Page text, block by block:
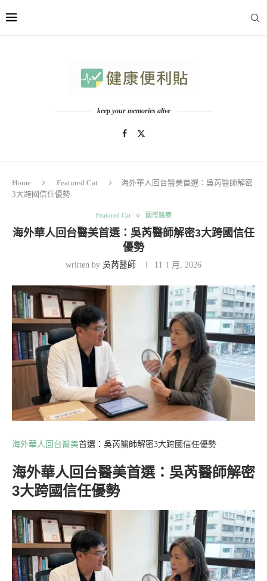
keep your memories alive
Home Featured Cat
海外華人回台醫美首選：吳芮醫師解密
3大跨國信任優勢
Featured Cat 國際醫療
海外華人回台醫美首選：吳芮醫師解密3大跨國信任
優勢
written by 吳芮醫師 11 1 月, 2026
海外華人回台醫美首選：吳芮醫師解密3大跨國信任優勢
海外華人回台醫美首選：吳芮醫師解密
3大跨國信任優勢